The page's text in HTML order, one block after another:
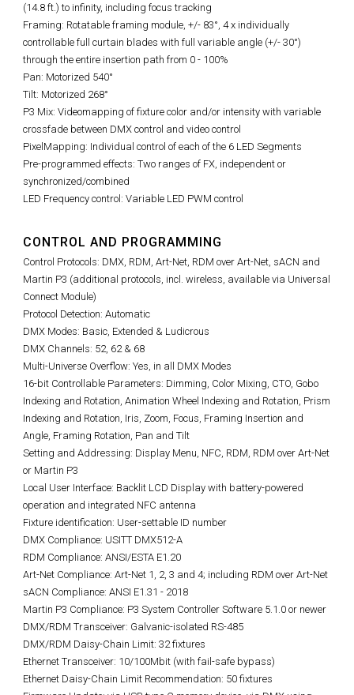
(14.8 ft.) to infinity, including focus tracking
Framing: Rotatable framing module, +/- 83°, 4 x individually
controllable full curtain blades with full variable angle (+/- 30°)
through the entire insertion path from 0 - 100%
Pan: Motorized 540°
Tilt: Motorized 268°
P3 Mix: Videomapping of fixture color and/or intensity with variable
crossfade between DMX control and video control
PixelMapping: Individual control of each of the 6 LED Segments
Pre-programmed effects: Two ranges of FX, independent or
synchronized/combined
LED Frequency control: Variable LED PWM control
CONTROL AND PROGRAMMING
Control Protocols: DMX, RDM, Art-Net, RDM over Art-Net, sACN and
Martin P3 (additional protocols, incl. wireless, available via Universal
Connect Module)
Protocol Detection: Automatic
DMX Modes: Basic, Extended & Ludicrous
DMX Channels: 52, 62 & 68
Multi-Universe Overflow: Yes, in all DMX Modes
16-bit Controllable Parameters: Dimming, Color Mixing, CTO, Gobo
Indexing and Rotation, Animation Wheel Indexing and Rotation, Prism
Indexing and Rotation, Iris, Zoom, Focus, Framing Insertion and
Angle, Framing Rotation, Pan and Tilt
Setting and Addressing: Display Menu, NFC, RDM, RDM over Art-Net
or Martin P3
Local User Interface: Backlit LCD Display with battery-powered
operation and integrated NFC antenna
Fixture identification: User-settable ID number
DMX Compliance: USITT DMX512-A
RDM Compliance: ANSI/ESTA E1.20
Art-Net Compliance: Art-Net 1, 2, 3 and 4; including RDM over Art-Net
sACN Compliance: ANSI E1.31 - 2018
Martin P3 Compliance: P3 System Controller Software 5.1.0 or newer
DMX/RDM Transceiver: Galvanic-isolated RS-485
DMX/RDM Daisy-Chain Limit: 32 fixtures
Ethernet Transceiver: 10/100Mbit (with fail-safe bypass)
Ethernet Daisy-Chain Limit Recommendation: 50 fixtures